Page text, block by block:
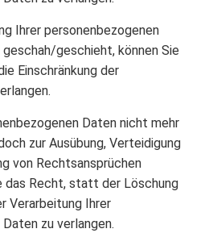
Ihrer personenbezogenen
geschieht, können Sie
Einschränkung der
Daten nicht mehr
zur Ausübung, Verteidigung
von Rechtsansprüchen
das Recht, statt der Löschung
Verarbeitung Ihrer
zu verlangen.